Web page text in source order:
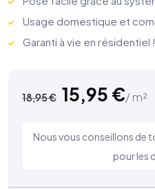
Usage domestique et
Garanti à vie en résidentiel !
18,95€ 15,95 €/ m²
Nous vous conseillons de
pour les